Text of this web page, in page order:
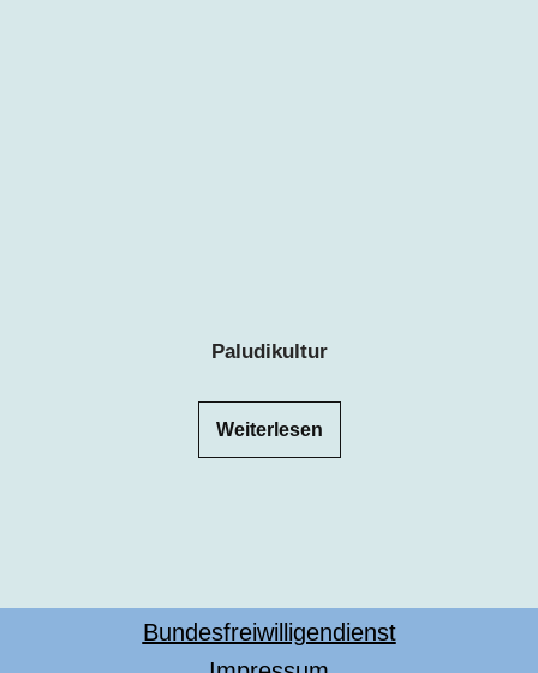
Paludikultur
Weiterlesen
Bundesfreiwilligendienst